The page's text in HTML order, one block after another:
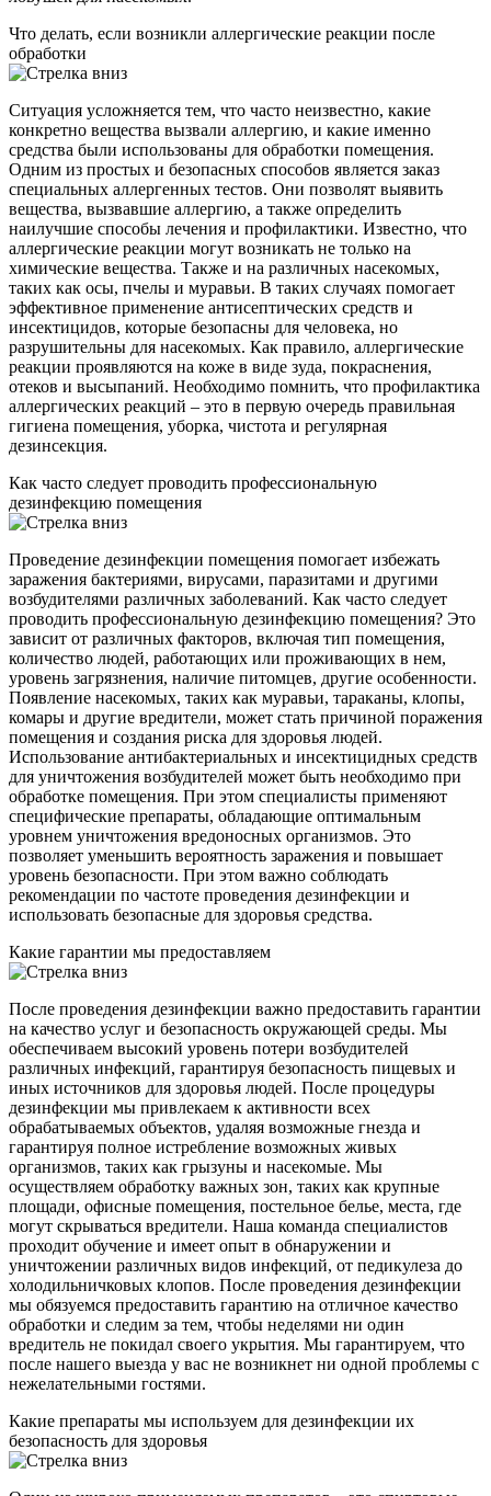
Что делать, если возникли аллергические реакции после
обработки
Ситуация усложняется тем, что часто неизвестно, какие
конкретно вещества вызвали аллергию, и какие именно
средства были использованы для обработки помещения.
Одним из простых и безопасных способов является заказ
специальных аллергенных тестов. Они позволят выявить
вещества, вызвавшие аллергию, а также определить
наилучшие способы лечения и профилактики. Известно, что
аллергические реакции могут возникать не только на
химические вещества. Также и на различных насекомых,
таких как осы, пчелы и муравьи. В таких случаях помогает
эффективное применение антисептических средств и
инсектицидов, которые безопасны для человека, но
разрушительны для насекомых. Как правило, аллергические
реакции проявляются на коже в виде зуда, покраснения,
отеков и высыпаний. Необходимо помнить, что профилактика
аллергических реакций – это в первую очередь правильная
гигиена помещения, уборка, чистота и регулярная
дезинсекция.
Как часто следует проводить профессиональную
дезинфекцию помещения
Проведение дезинфекции помещения помогает избежать
заражения бактериями, вирусами, паразитами и другими
возбудителями различных заболеваний. Как часто следует
проводить профессиональную дезинфекцию помещения? Это
зависит от различных факторов, включая тип помещения,
количество людей, работающих или проживающих в нем,
уровень загрязнения, наличие питомцев, другие особенности.
Появление насекомых, таких как муравьи, тараканы, клопы,
комары и другие вредители, может стать причиной поражения
помещения и создания риска для здоровья людей.
Использование антибактериальных и инсектицидных средств
для уничтожения возбудителей может быть необходимо при
обработке помещения. При этом специалисты применяют
специфические препараты, обладающие оптимальным
уровнем уничтожения вредоносных организмов. Это
позволяет уменьшить вероятность заражения и повышает
уровень безопасности. При этом важно соблюдать
рекомендации по частоте проведения дезинфекции и
использовать безопасные для здоровья средства.
Какие гарантии мы предоставляем
После проведения дезинфекции важно предоставить гарантии
на качество услуг и безопасность окружающей среды. Мы
обеспечиваем высокий уровень потери возбудителей
различных инфекций, гарантируя безопасность пищевых и
иных источников для здоровья людей. После процедуры
дезинфекции мы привлекаем к активности всех
обрабатываемых объектов, удаляя возможные гнезда и
гарантируя полное истребление возможных живых
организмов, таких как грызуны и насекомые. Мы
осуществляем обработку важных зон, таких как крупные
площади, офисные помещения, постельное белье, места, где
могут скрываться вредители. Наша команда специалистов
проходит обучение и имеет опыт в обнаружении и
уничтожении различных видов инфекций, от педикулеза до
холодильничковых клопов. После проведения дезинфекции
мы обязуемся предоставить гарантию на отличное качество
обработки и следим за тем, чтобы неделями ни один
вредитель не покидал своего укрытия. Мы гарантируем, что
после нашего выезда у вас не возникнет ни одной проблемы с
нежелательными гостями.
Какие препараты мы используем для дезинфекции их
безопасность для здоровья